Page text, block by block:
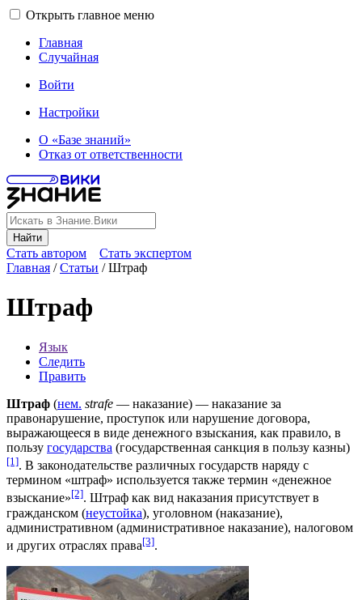
Открыть главное меню
Главная
Случайная
Войти
Настройки
О «Базе знаний»
Отказ от ответственности
Найти
Стать автором
Стать экспертом
Главная /Статьи /Штраф
Штраф
Язык
Следить
Править
Штраф (нем. strafe — наказание) — наказание за
правонарушение, проступок или нарушение договора,
выражающееся в виде денежного взыскания, как правило, в
пользу государства (государственная санкция в пользу казны)
[1]. В законодательстве различных государств наряду с
термином «штраф» используется также термин «денежное
взыскание»[2]. Штраф как вид наказания присутствует в
гражданском (неустойка), уголовном (наказание),
административном (административное наказание), налоговом
и других отраслях права[3].